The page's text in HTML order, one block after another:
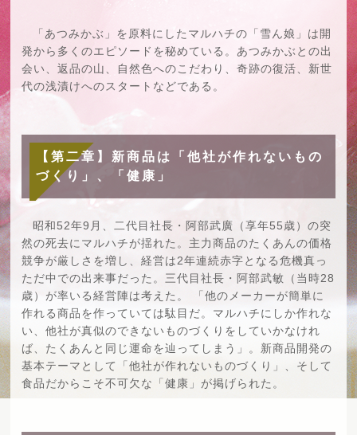
「あつみかぶ」を原料にしたマルハチの「雪ん娘」は開
発から多くのエピソードを秘めている。あつみかぶとの出
会い、返品の山、自然色へのこだわり、奇跡の復活、新世
代の浅漬けへのスタートなどである。
【第二章】新商品は「他社が作れないもの
づくり」、「健康」
昭和52年9月、二代目社長・阿部武廣（享年55歳）の突
然の死去にマルハチが揺れた。主力商品のたくあんの価格
競争が厳しさを増し、経営は2年連続赤字となる危機真っ
ただ中での出来事だった。三代目社長・阿部武敏（当時28
歳）が率いる経営陣は考えた。 「他のメーカーが簡単に
作れる商品を作っていては駄目だ。マルハチにしか作れな
い、他社が真似のできないものづくりをしていかなけれ
ば、たくあんと同じ運命を辿ってしまう」。新商品開発の
基本テーマとして「他社が作れないものづくり」、そして
食品だからこそ不可欠な「健康」が掲げられた。